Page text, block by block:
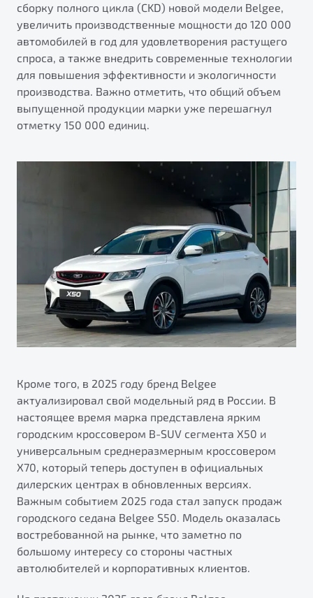
X70
Универсальный кроссовер
Автомобили в наличии
Тест-драйв
Автокредит
Спецпредложения
Будьте еще более уверены на дорогах с программой
"Помощь на дорогах"
Преимущества программы
Запись на сервис
Клиентская поддержка
сборку полного цикла (CKD) новой модели Belgee,
увеличить производственные мощности до 120 000
автомобилей в год для удовлетворения растущего
спроса, а также внедрить современные технологии
для повышения эффективности и экологичности
производства. Важно отметить, что общий объем
выпущенной продукции марки уже перешагнул
отметку 150 000 единиц.
Кроме того, в 2025 году бренд Belgee
актуализировал свой модельный ряд в России. В
настоящее время марка представлена ярким
городским кроссовером B-SUV сегмента X50 и
универсальным среднеразмерным кроссовером
X70, который теперь доступен в официальных
дилерских центрах в обновленных версиях.
Важным событием 2025 года стал запуск продаж
городского седана Belgee S50. Модель оказалась
востребованной на рынке, что заметно по
большому интересу со стороны частных
автолюбителей и корпоративных клиентов.